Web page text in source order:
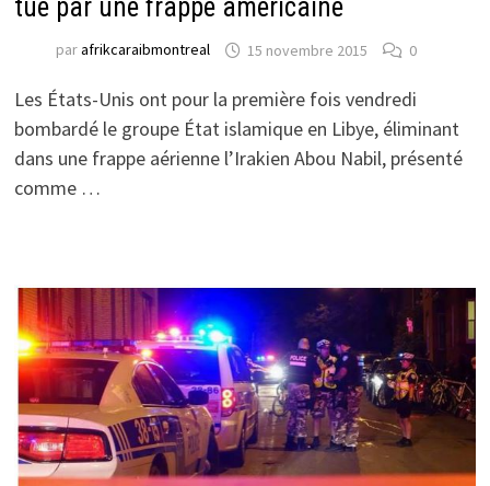
tué par une frappe américaine
parafrikcaraibmontreal 15 novembre 2015 0
Les États-Unis ont pour la première fois vendredi
bombardé le groupe État islamique en Libye, éliminant
dans une frappe aérienne l’Irakien Abou Nabil, présenté
comme …